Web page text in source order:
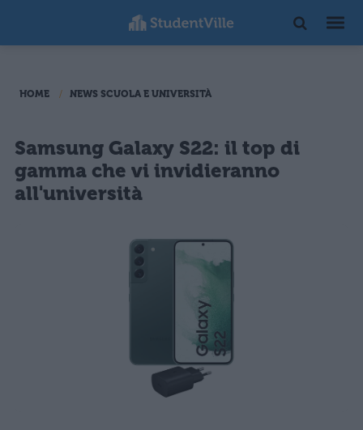
HOME NEWS SCUOLA E UNIVERSITÀ
Samsung Galaxy S22: il top di
gamma che vi invidieranno
all'università